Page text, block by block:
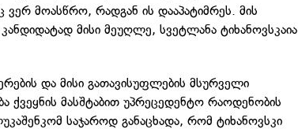
ვერ მოასწრო, რადგან ის დააპატიმრეს. მის
მისი მეუღლე, სვეტლანა ტიხანოვსკაია
და მისი გათავისუფლების მსურველი
ქვეყნის მასშტაბით უპრეცედენტო რაოდენობის
საჯაროდ განაცხადა, რომ ტიხანოვსკი